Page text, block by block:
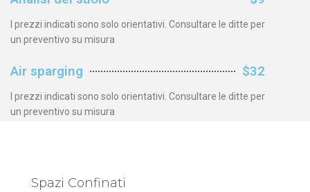
I prezzi indicati sono solo orientativi. Consultare le ditte per
un preventivo su misura
Air sparging $32
I prezzi indicati sono solo orientativi. Consultare le ditte per
un preventivo su misura
Spazi Confinati